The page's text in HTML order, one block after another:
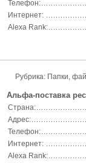
Телефон:
Интернет:
Alexa Rank:
Рубрика: Папки,
Альфа-поставка
Страна:
Адрес:
Телефон:
Интернет:
Alexa Rank: